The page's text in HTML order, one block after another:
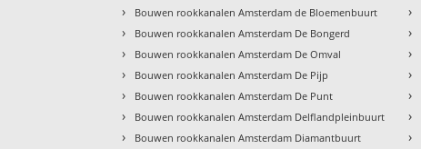
› Bouwen rookkanalen Amsterdam de Bloemenbuurt
› Bouwen rookkanalen Amsterdam De Bongerd
› Bouwen rookkanalen Amsterdam De Omval
› Bouwen rookkanalen Amsterdam De Pijp
› Bouwen rookkanalen Amsterdam De Punt
› Bouwen rookkanalen Amsterdam Delflandpleinbuurt
› Bouwen rookkanalen Amsterdam Diamantbuurt
›
›
›
›
›
›
›